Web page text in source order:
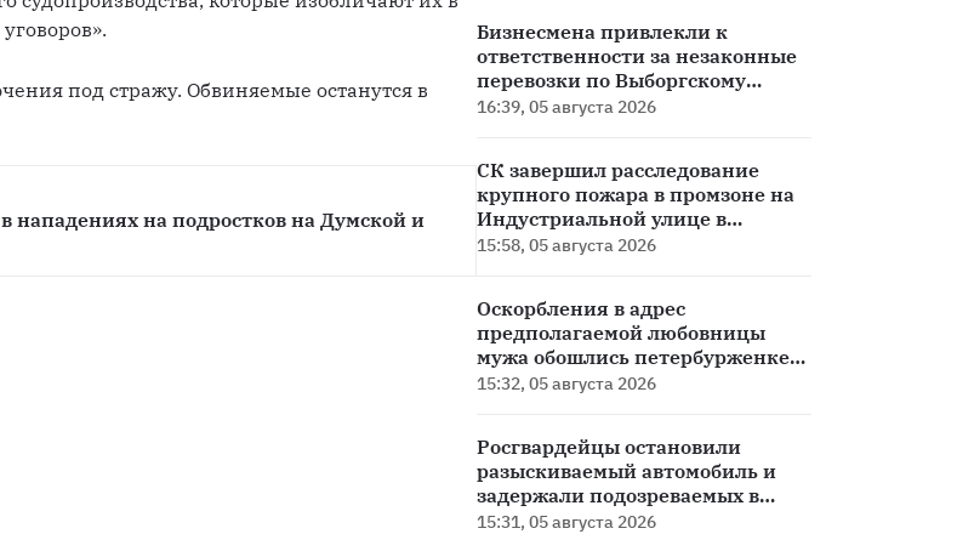
под стражу. Обвиняемые останутся в
нападениях на подростков на Думской и
Бизнесмена привлекли к
ответственности за незаконные
перевозки по Выборгскому
заливу
16:39, 05 августа 2026
СК завершил расследование
крупного пожара в промзоне на
Индустриальной улице в
Гатчине
15:58, 05 августа 2026
Оскорбления в адрес
предполагаемой любовницы
мужа обошлись петербурженке
более чем в 50 тысяч рублей
15:32, 05 августа 2026
Росгвардейцы остановили
разыскиваемый автомобиль и
задержали подозреваемых в
краже
15:31, 05 августа 2026